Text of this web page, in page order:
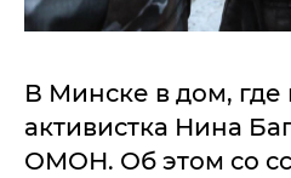
В Минске в дом,
активистка Нина
ОМОН. Об этом со